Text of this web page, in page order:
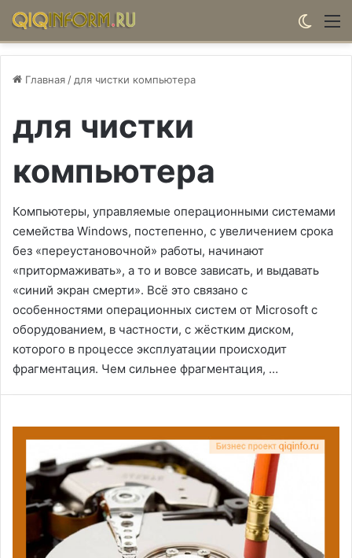
Главная / для чистки компьютера
для чистки
компьютера
Компьютеры, управляемые операционными системами
семейства Windows, постепенно, с увеличением срока
без «переустановочной» работы, начинают
«притормаживать», а то и вовсе зависать, и выдавать
«синий экран смерти». Всё это связано с
особенностями операционных систем от Microsoft с
оборудованием, в частности, с жёстким диском,
которого в процессе эксплуатации происходит
фрагментация. Чем сильнее фрагментация, …